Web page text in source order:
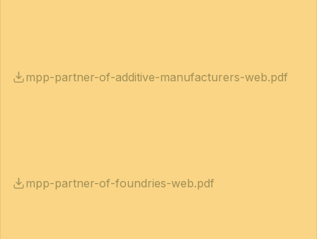
mpp-partner-of-additive-manufacturers-web.pdf
mpp-partner-of-foundries-web.pdf